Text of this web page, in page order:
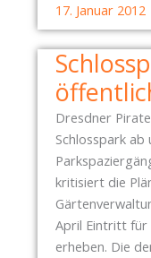
17. Januar 2012
Dresdner
Schlosspark
kritisiert die
April Eintritt für
erheben. Die